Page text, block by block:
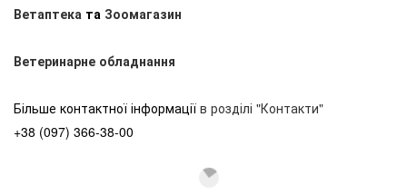
Ветаптека та Зоомагазин
Ветеринарне обладнання
Більше контактної інформації в розділі "Контакти"
+38 (097) 366-38-00